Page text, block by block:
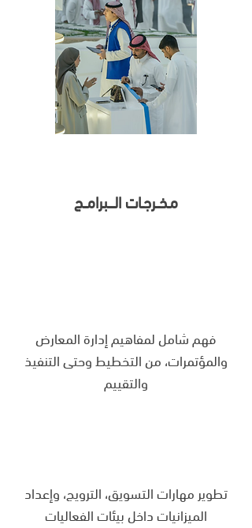
مـخــرجـات الــــبرامــج
فهم شامل لمفاهيم إدارة المعارض
والمؤتمرات، من التخطيط وحتى التنفيذ
والتقييم
تطوير مهارات التسويق، الترويج، وإعداد
الميزانيات داخل بيئات الفعاليات